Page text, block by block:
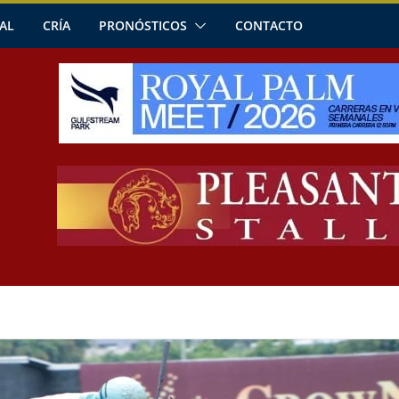
CRÍA PRONÓSTICOS CONTACTO